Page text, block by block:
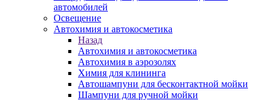
автомобилей
Освещение
Автохимия и автокосметика
Назад
Автохимия и автокосметика
Автохимия в аэрозолях
Химия для клининга
Автошампуни для бесконтактной мойки
Шампуни для ручной мойки